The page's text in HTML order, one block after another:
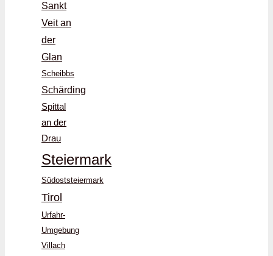
Sankt
Veit an
der
Glan
Scheibbs
Schärding
Spittal
an der
Drau
Steiermark
Südoststeiermark
Tirol
Urfahr-
Umgebung
Villach